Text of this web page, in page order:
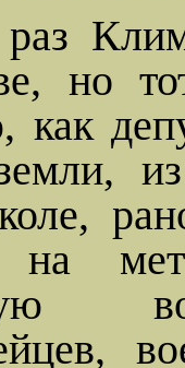
но
как